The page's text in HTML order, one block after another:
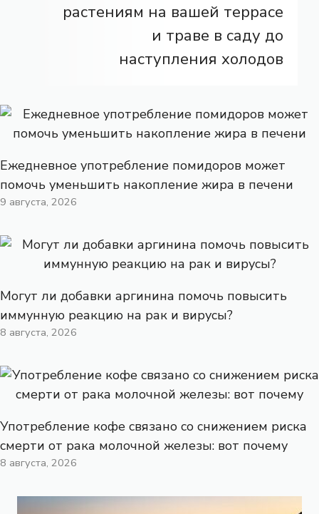
растениям на вашей террасе
и траве в саду до
наступления холодов
Ежедневное употребление помидоров может
помочь уменьшить накопление жира в печени
9 августа, 2026
Могут ли добавки аргинина помочь повысить
иммунную реакцию на рак и вирусы?
8 августа, 2026
Употребление кофе связано со снижением риска
смерти от рака молочной железы: вот почему
8 августа, 2026